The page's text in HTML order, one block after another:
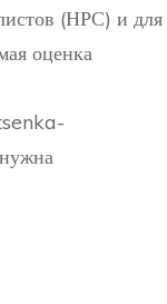
пройти
поддержкой
(НРС) и для
оценка